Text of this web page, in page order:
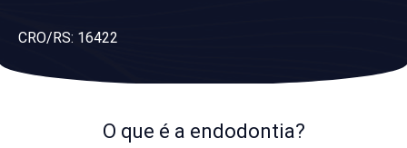
CRO/RS: 16422
O que é a endodontia?